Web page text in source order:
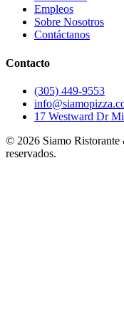
Empleos
Sobre Nosotros
Contáctanos
Contacto
(305) 449-9553
17 Westward Dr
© 2026 Siamo
reservados.